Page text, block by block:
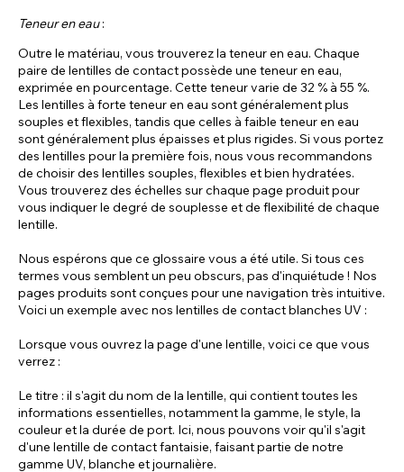
Teneur en eau:
Outre le matériau, vous trouverez la teneur en eau. Chaque
paire de lentilles de contact possède une teneur en eau,
exprimée en pourcentage. Cette teneur varie de 32 % à 55 %.
Les lentilles à forte teneur en eau sont généralement plus
souples et flexibles, tandis que celles à faible teneur en eau
sont généralement plus épaisses et plus rigides. Si vous portez
des lentilles pour la première fois, nous vous recommandons
de choisir des lentilles souples, flexibles et bien hydratées.
Vous trouverez des échelles sur chaque page produit pour
vous indiquer le degré de souplesse et de flexibilité de chaque
lentille.
Nous espérons que ce glossaire vous a été utile. Si tous ces
termes vous semblent un peu obscurs, pas d'inquiétude ! Nos
pages produits sont conçues pour une navigation très intuitive.
Voici un exemple avec nos lentilles de contact blanches UV :
Lorsque vous ouvrez la page d'une lentille, voici ce que vous
verrez :
Le titre : il s'agit du nom de la lentille, qui contient toutes les
informations essentielles, notamment la gamme, le style, la
couleur et la durée de port. Ici, nous pouvons voir qu'il s'agit
d'une lentille de contact fantaisie, faisant partie de notre
gamme UV, blanche et journalière.